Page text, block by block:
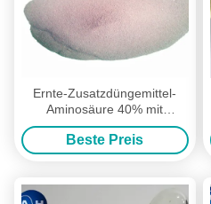
Ernte-Zusatzdüngemittel-
Aminosäure 40% mit
Chlorverbindungs-Gemüse-
Quelle
Beste Preis